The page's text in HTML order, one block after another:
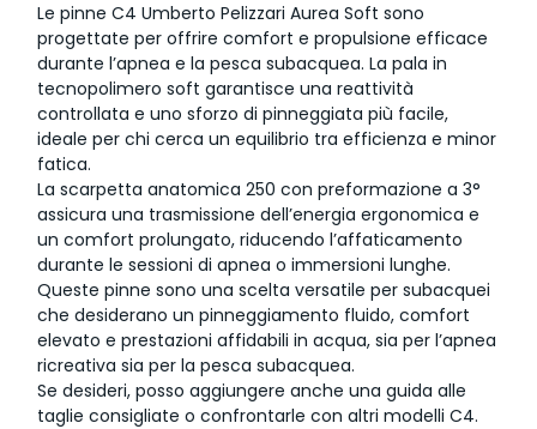
Le pinne C4 Umberto Pelizzari Aurea Soft sono
progettate per offrire comfort e propulsione efficace
durante l’apnea e la pesca subacquea. La pala in
tecnopolimero soft garantisce una reattività
controllata e uno sforzo di pinneggiata più facile,
ideale per chi cerca un equilibrio tra efficienza e minor
fatica.
La scarpetta anatomica 250 con preformazione a 3°
assicura una trasmissione dell’energia ergonomica e
un comfort prolungato, riducendo l’affaticamento
durante le sessioni di apnea o immersioni lunghe.
Queste pinne sono una scelta versatile per subacquei
che desiderano un pinneggiamento fluido, comfort
elevato e prestazioni affidabili in acqua, sia per l’apnea
ricreativa sia per la pesca subacquea.
Se desideri, posso aggiungere anche una guida alle
taglie consigliate o confrontarle con altri modelli C4.